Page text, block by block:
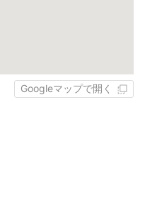
Googleマップで開く